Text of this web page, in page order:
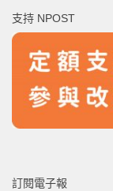
字:
支持 NPOST
訂閱電子報